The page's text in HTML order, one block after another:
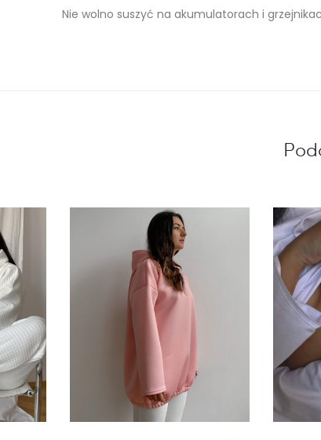
Nie wolno suszyć na akumulatorach i